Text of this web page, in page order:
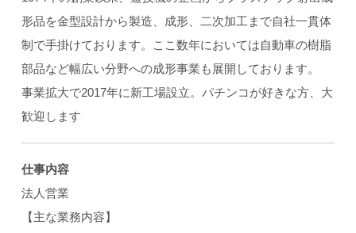
形品を金型設計から製造、成形、二次加工まで自社一貫体
制で手掛けております。ここ数年においては自動車の樹脂
部品など幅広い分野への成形事業も展開しております。
事業拡大で2017年に新工場設立。パチンコが好きな方、大
歓迎します
仕事内容
法人営業
【主な業務内容】